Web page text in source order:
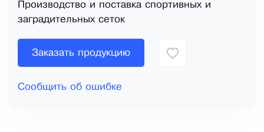
Производство и поставка спортивных и
заградительных сеток
Заказать продукцию
Сообщить об ошибке